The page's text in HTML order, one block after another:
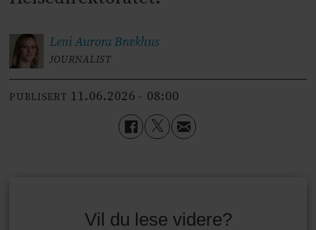
Leni AuroraBrækhus
JOURNALIST
PUBLISERT 11.06.2026 - 08:00
Vil du lese videre?